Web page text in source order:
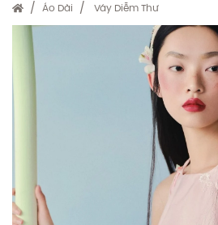
MIỄN PHÍ VẬN CHUYỂN CHO
HỖ TRỢ ĐỔI/TRẢ TRONG
TÍCH ĐIỂM 5% CHO MỌI
Áo Dài Váy Diễm Thư